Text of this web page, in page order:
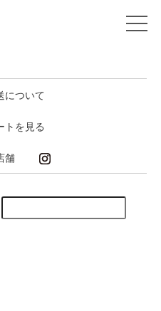
について
トを見る
舗